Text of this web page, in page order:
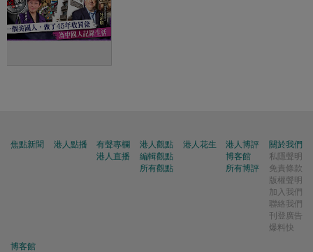
焦點新聞 港人點播
有聲專欄
港人直播
港人觀點
編輯觀點
所有觀點
港人花生
港人博評
博客館
所有博評
關於我們
私隱聲明
免責條款
版權聲明
加入我們
聯絡我們
刊登廣告
爆料快
博客館